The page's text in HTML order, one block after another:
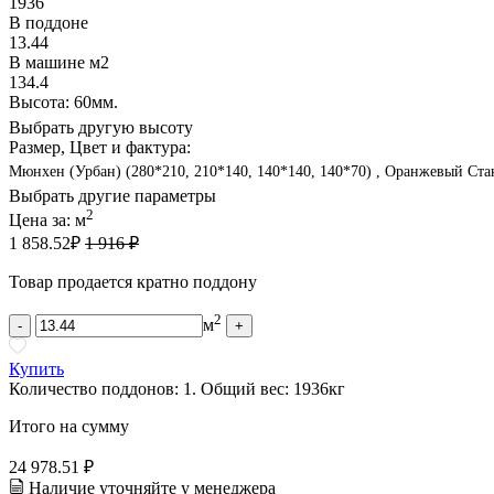
В поддоне
13.44
В машине м2
134.4
Высота: 60мм.
Выбрать другую высоту
Размер, Цвет и фактура:
Мюнхен (Урбан) (280*210, 210*140, 140*140, 140*70) , Оранжевый
Выбрать другие параметры
Цена за: м2
1 858.52₽ 1 916 ₽
Товар продается кратно поддону
- м2 +
Купить
Количество поддонов: 1 . Общий вес: 1936кг
Итого на сумму
24 978.51 ₽
Наличие уточняйте у менеджера